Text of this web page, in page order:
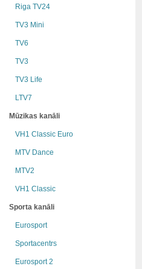
Riga TV24
TV3 Mini
TV6
TV3
TV3 Life
LTV7
Mūzikas kanāli
VH1 Classic Euro
MTV Dance
MTV2
VH1 Classic
Sporta kanāli
Eurosport
Sportacentrs
Eurosport 2